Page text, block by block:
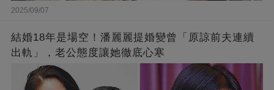
2025/09/07
結婚18年是場空！潘麗麗提婚變曾「原諒前夫連續
出軌」，老公態度讓她徹底心寒